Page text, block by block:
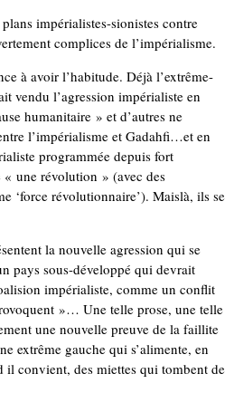
impérialistes-sionistes contre
complices de l’impérialisme.
à avoir l’habitude. Déjà l’extrême-
vendu l’agression impérialiste en
humanitaire » et d’autres ne
l’impérialisme et Gadahfi…et en
programmée depuis fort
« une révolution » (avec des
‘force révolutionnaire’). Maislà, ils se
la nouvelle agression qui se
pays sous-développé qui devrait
impérialiste, comme un conflit
»… Une telle prose, une telle
une nouvelle preuve de la faillite
extrême gauche qui s’alimente, en
il convient, des miettes qui tombent de